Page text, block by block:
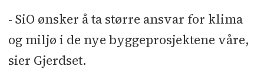
- SiO ønsker å ta større ansvar for klima
og miljø i de nye byggeprosjektene våre,
sier Gjerdset.